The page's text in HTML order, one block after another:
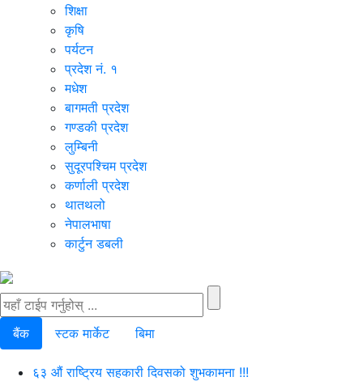
शिक्षा
कृषि
पर्यटन
प्रदेश नं. १
मधेश
बागमती प्रदेश
गण्डकी प्रदेश
लुम्बिनी
सुदूरपश्चिम प्रदेश
कर्णाली प्रदेश
थातथलो
नेपालभाषा
कार्टुन डबली
बैंक स्टक मार्केट बिमा
६३ औं राष्ट्रिय सहकारी दिवसको शुभकामना !!!